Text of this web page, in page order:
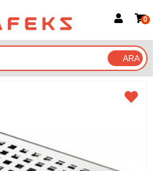
Google İle Bağlan
0